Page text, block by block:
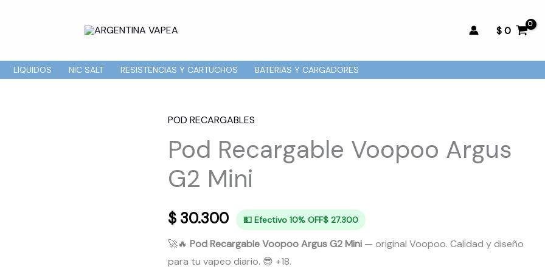
$0
LIQUIDOS NIC SALT RESISTENCIAS Y CARTUCHOS BATERIAS Y CARGADORES
POD RECARGABLES
Pod Recargable Voopoo Argus
G2 Mini
$ 30.300 💵 Efectivo 10% OFF$ 27.300
🚀🔥Pod Recargable Voopoo Argus G2 Mini — original Voopoo. Calidad y diseño
para tu vapeo diario. 😎 +18.